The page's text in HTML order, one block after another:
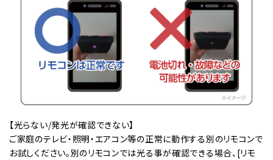
【光らない/発光が確認できない】
ご家庭のテレビ・照明・エアコン等の正常に動作する別のリモコンで
お試しください。別のリモコンでは光る事が確認できる場合、[リモ